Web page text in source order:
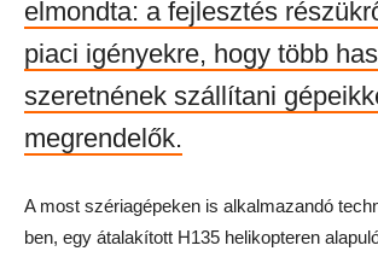
elmondta: a fejlesztés
piaci igényekre, hogy több
szeretnének szállítani
megrendelők.
A most szériagépeken is alkalmazandó
ben, egy átalakított H135 helikopteren